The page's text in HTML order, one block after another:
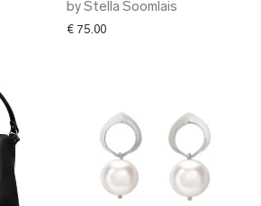
by Stella Soomlais
€ 75.00